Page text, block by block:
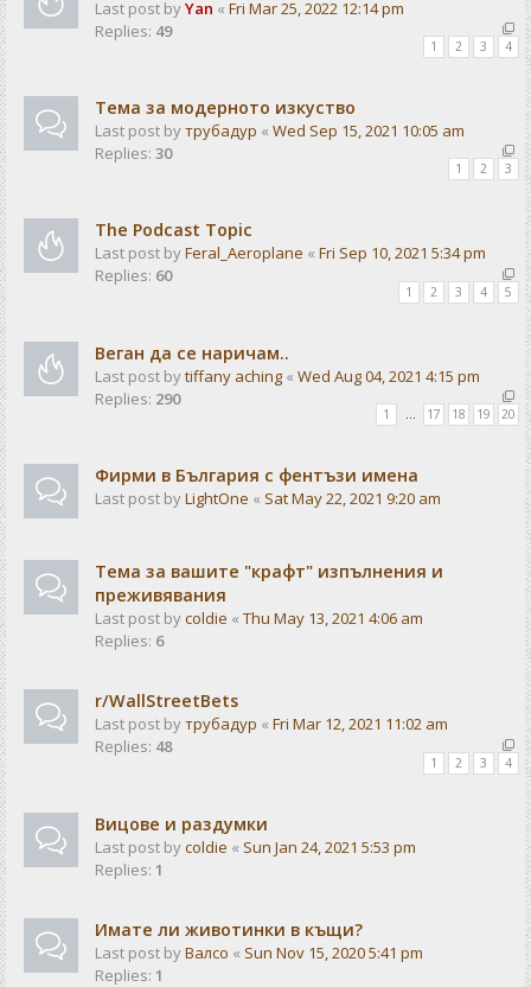
Last post byYan « Fri Mar 25, 2022 12:14 pm
Replies: 49
1 2 3 4
Тема за модерното изкуство
Last post byтрубадур « Wed Sep 15, 2021 10:05 am
Replies: 30
1 2 3
The Podcast Topic
Last post byFeral_Aeroplane « Fri Sep 10, 2021 5:34 pm
Replies: 60
1 2 3 4 5
Веган да се наричам..
Last post bytiffany aching « Wed Aug 04, 2021 4:15 pm
Replies: 290
1 … 17 18 19 20
Фирми в България с фентъзи имена
Last post byLightOne « Sat May 22, 2021 9:20 am
Тема за вашите "крафт" изпълнения и
преживявания
Last post bycoldie « Thu May 13, 2021 4:06 am
Replies: 6
r/WallStreetBets
Last post byтрубадур « Fri Mar 12, 2021 11:02 am
Replies: 48
1 2 3 4
Вицове и раздумки
Last post bycoldie « Sun Jan 24, 2021 5:53 pm
Replies: 1
Имате ли животинки в къщи?
Last post byВалсо « Sun Nov 15, 2020 5:41 pm
Replies: 1